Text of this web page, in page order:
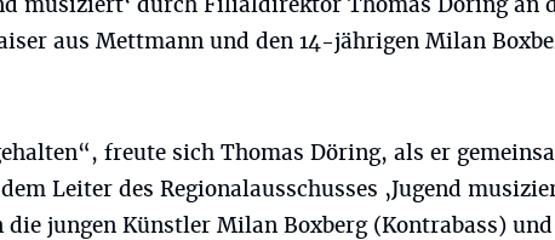
aus Mettmann und den 14-jährigen Milan
freute sich Thomas Döring, als er
Leiter des Regionalausschusses ‚Jugend
jungen Künstler Milan Boxberg (Kontrabass) und